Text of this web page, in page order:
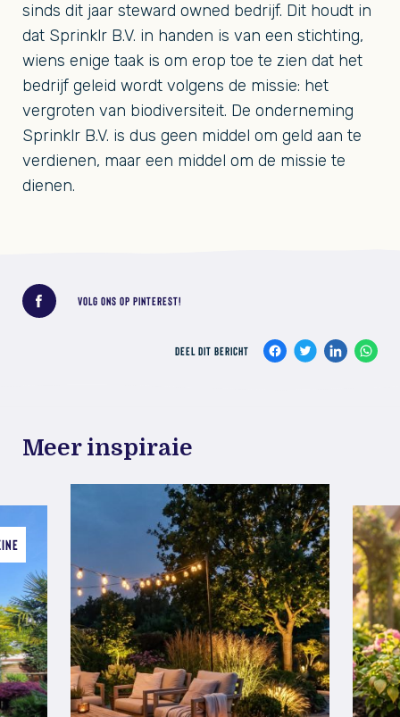
sinds dit jaar steward owned bedrijf. Dit houdt in
dat Sprinklr B.V. in handen is van een stichting,
wiens enige taak is om erop toe te zien dat het
bedrijf geleid wordt volgens de missie: het
vergroten van biodiversiteit. De onderneming
Sprinklr B.V. is dus geen middel om geld aan te
verdienen, maar een middel om de missie te
dienen.
VOLG ONS OP PINTEREST!
DEEL DIT BERICHT
Meer inspiraie